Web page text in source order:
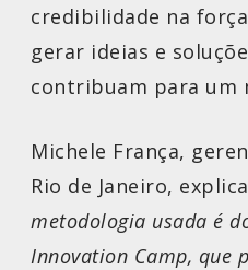
credibilidade na
gerar ideias e
contribuam para um
Michele França,
Rio de Janeiro,
metodologia usada é
Innovation Camp, que